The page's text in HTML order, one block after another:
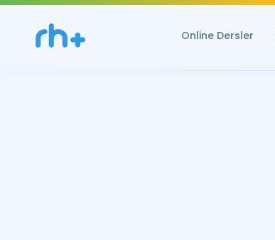
Online Dersler